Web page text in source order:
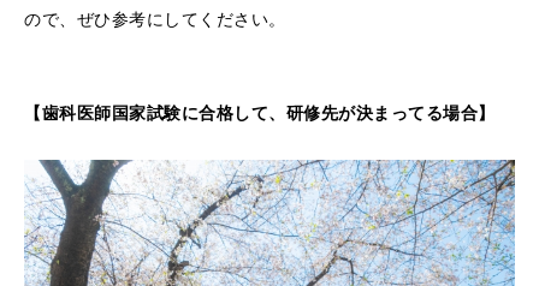
ので、ぜひ参考にしてください。
【歯科医師国家試験に合格して、研修先が決まってる場合】